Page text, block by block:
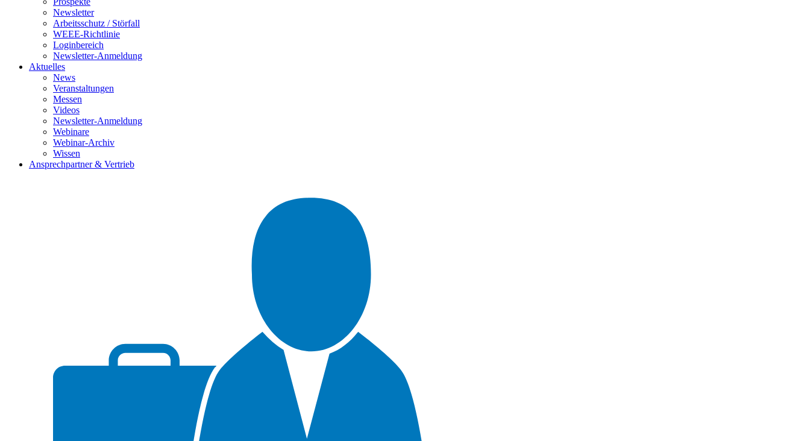
Newsletter
Arbeitsschutz / Störfall
WEEE-Richtlinie
Loginbereich
Newsletter-Anmeldung
Aktuelles
News
Veranstaltungen
Messen
Videos
Newsletter-Anmeldung
Webinare
Webinar-Archiv
Wissen
Ansprechpartner & Vertrieb